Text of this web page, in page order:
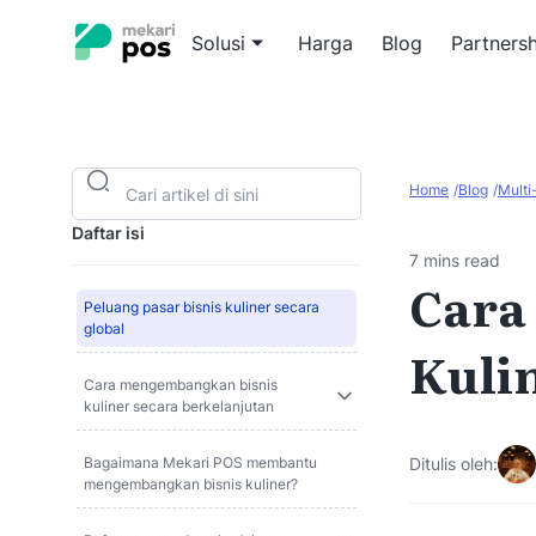
Solusi
Quick
POS untuk
F&B
Harga Blog
Daftar isi
Peluang pasar bisnis kuliner secara
global
Cara mengembangkan bisnis
kuliner secara berkelanjutan
Bagaimana Mekari POS membantu
mengembangkan bisnis kuliner?
Home Blog
7 mins read
Ditulis oleh: